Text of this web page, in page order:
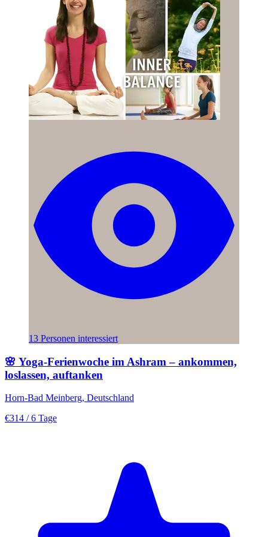
13 Personen interessiert
🌸 Yoga-Ferienwoche im Ashram – ankommen,
loslassen, auftanken
Horn-Bad Meinberg, Deutschland
€314 / 6 Tage